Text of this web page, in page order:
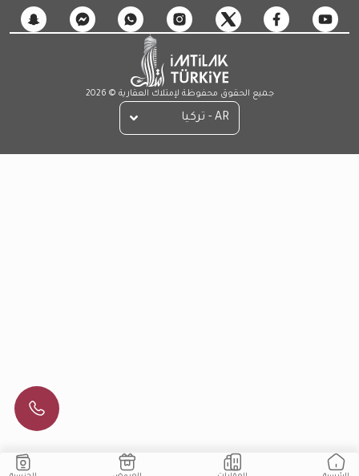
جميع الحقوق محفوظة لإمتلاك العقارية © 2026
AR - تركيا